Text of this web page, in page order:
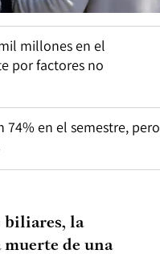
millones en el
por factores no
74% en el semestre, pero
biliares, la
muerte de una